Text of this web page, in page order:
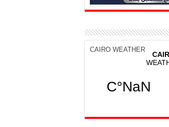
CAIRO WEATHER